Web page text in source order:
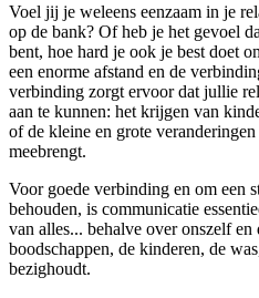
Voel jij je weleens eenzaam in je
op de bank? Of heb je het gevoel
bent, hoe hard je ook je best doet
een enorme afstand en de
verbinding zorgt ervoor dat jullie
aan te kunnen: het krijgen van
of de kleine en grote
meebrengt.
Voor goede verbinding en om een
behouden, is communicatie
van alles... behalve over onszelf en
boodschappen, de kinderen, de
bezighoudt.